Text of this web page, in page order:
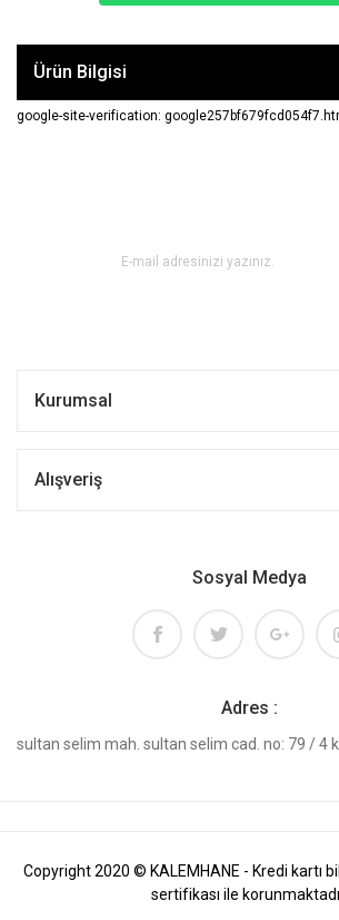
Ürün Bilgisi
google-site-verification:
Kurumsal
Alışveriş
Sosyal Medya
Adres :
sultan selim mah. sultan selim cad. no: 79 / 4
Copyright 2020 © KALEMHANE - Kredi kartı
sertifikası ile